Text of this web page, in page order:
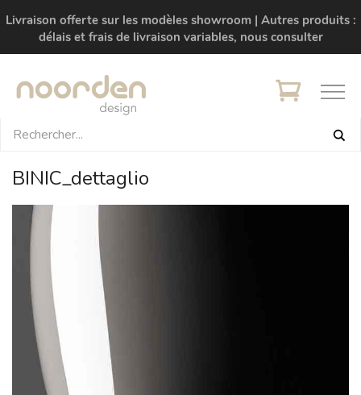
Livraison offerte sur les modèles showroom | Autres produits :
délais et frais de livraison variables, nous consulter
BINIC_dettaglio